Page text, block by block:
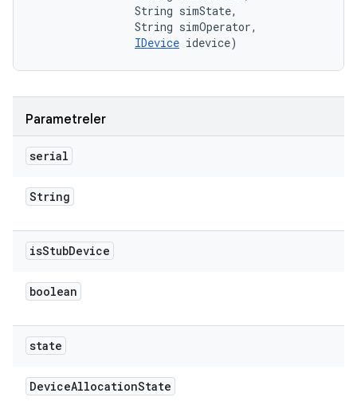
                String simState,
                String simOperator,
IDevice idevice)
Parametreler
serial
String
isStubDevice
boolean
state
DeviceAllocationState